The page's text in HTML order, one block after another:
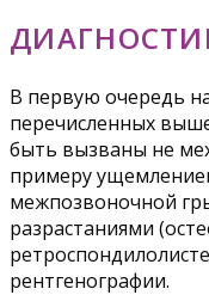
В первую очередь
перечисленных
быть вызваны не
примеру
межпозвоночной
разрастаниями
рентгенографии.